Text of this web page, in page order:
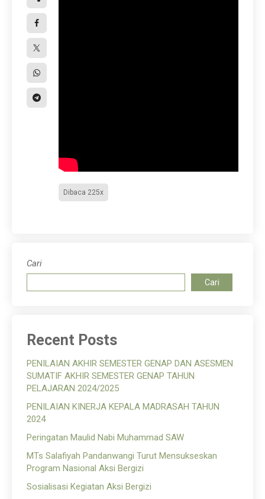
Dibaca 225x
Cari
Cari
Recent Posts
PENILAIAN AKHIR SEMESTER GENAP DAN ASESMEN
SUMATIF AKHIR SEMESTER GENAP TAHUN
PELAJARAN 2024/2025
PENILAIAN KINERJA KEPALA MADRASAH TAHUN
2024
Peringatan Maulid Nabi Muhammad SAW
MTs Salafiyah Pandanwangi Turut Mensukseskan
Program Nasional Aksi Bergizi
Sosialisasi Kegiatan Aksi Bergizi